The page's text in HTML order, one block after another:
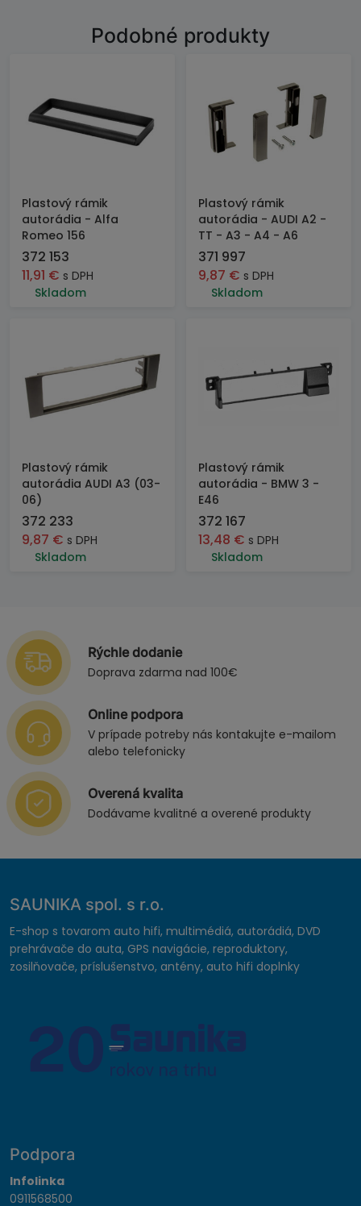
Podobné produkty
Plastový rámik
autorádia - Alfa
Romeo 156
372 153
11,91 € s DPH
Skladom
Plastový rámik
autorádia - AUDI A2 -
TT - A3 - A4 - A6
371 997
9,87 € s DPH
Skladom
Plastový rámik
autorádia AUDI A3 (03-
06)
372 233
9,87 € s DPH
Skladom
Plastový rámik
autorádia - BMW 3 -
E46
372 167
13,48 € s DPH
Skladom
Rýchle dodanie
Doprava zdarma nad 100€
Online podpora
V prípade potreby nás kontakujte e-mailom
alebo telefonicky
Overená kvalita
Dodávame kvalitné a overené produkty
SAUNIKA spol. s r.o.
E-shop s tovarom auto hifi, multimédiá, autorádiá, DVD
prehrávače do auta, GPS navigácie, reproduktory,
zosilňovače, príslušenstvo, antény, auto hifi doplnky
Podpora
Infolinka
0911568500